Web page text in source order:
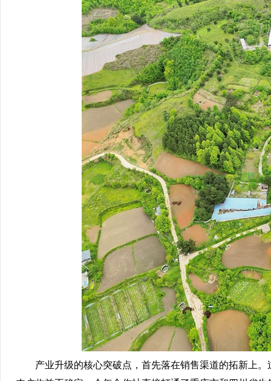
产业升级的核心突破点，首先落在销售渠道的拓新上。